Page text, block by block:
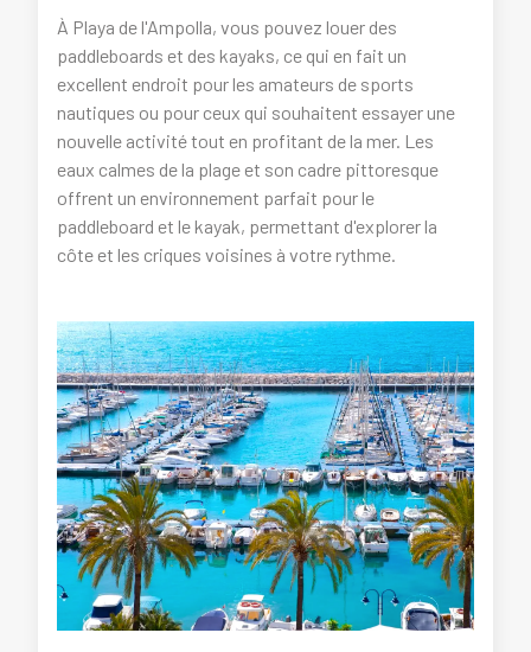
À Playa de l'Ampolla, vous pouvez louer des
paddleboards et des kayaks, ce qui en fait un
excellent endroit pour les amateurs de sports
nautiques ou pour ceux qui souhaitent essayer une
nouvelle activité tout en profitant de la mer. Les
eaux calmes de la plage et son cadre pittoresque
offrent un environnement parfait pour le
paddleboard et le kayak, permettant d'explorer la
côte et les criques voisines à votre rythme.